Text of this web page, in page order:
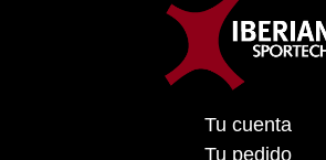
Tu cuenta
Tu pedido